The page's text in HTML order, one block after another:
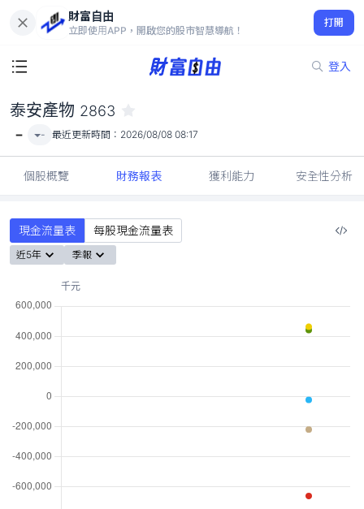
財富自由
立即使用APP，開啟您的股市智慧導航！
打開
登入
-
泰安產物 2863
- - 最近更新時間： 2026/08/08 08:17
個股概覽 財務報表 獲利能力 安全性分析
現金流量表 每股現金流量表
近5年 季報